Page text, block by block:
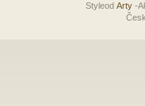
Styleod Arty-